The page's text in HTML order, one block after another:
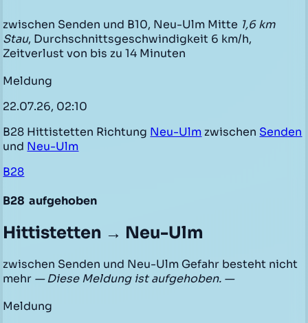
zwischen Senden und B10, Neu-Ulm Mitte 1,6 km
Stau, Durchschnittsgeschwindigkeit 6 km/h,
Zeitverlust von bis zu 14 Minuten
Meldung
22.07.26, 02:10
B28 Hittistetten Richtung Neu-Ulm zwischen Senden
und Neu-Ulm
B28
B28 aufgehoben
Hittistetten → Neu-Ulm
zwischen Senden und Neu-Ulm Gefahr besteht nicht
mehr — Diese Meldung ist aufgehoben. —
Meldung